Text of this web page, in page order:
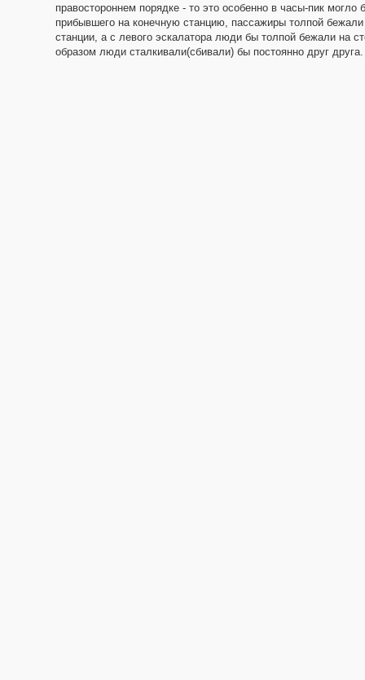
правостороннем порядке - то это особенно в часы-пик
прибывшего на конечную станцию, пассажиры толпой
станции, а с левого эскалатора люди бы толпой бежали на
образом люди сталкивали(сбивали) бы постоянно друг друга.